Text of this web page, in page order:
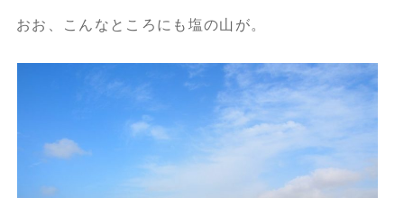
おお、こんなところにも塩の山が。